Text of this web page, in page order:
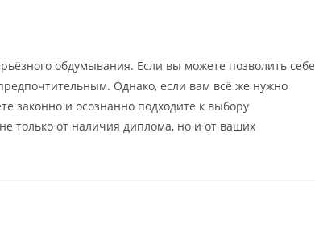
обдумывания. Если вы можете позволить себе
Однако, если вам всё же нужно
законно и осознанно подходите к выбору
только от наличия диплома, но и от ваших